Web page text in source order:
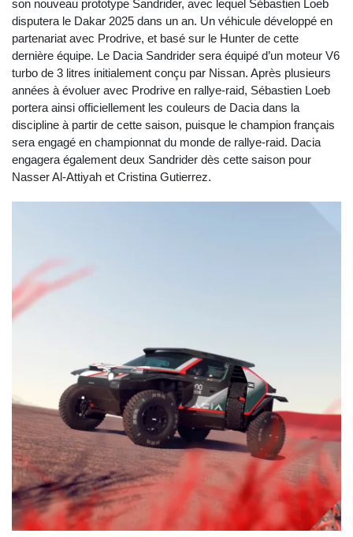
son nouveau prototype Sandrider, avec lequel Sébastien Loeb
disputera le Dakar 2025 dans un an. Un véhicule développé en
partenariat avec Prodrive, et basé sur le Hunter de cette
dernière équipe. Le Dacia Sandrider sera équipé d’un moteur V6
turbo de 3 litres initialement conçu par Nissan. Après plusieurs
années à évoluer avec Prodrive en rallye-raid, Sébastien Loeb
portera ainsi officiellement les couleurs de Dacia dans la
discipline à partir de cette saison, puisque le champion français
sera engagé en championnat du monde de rallye-raid. Dacia
engagera également deux Sandrider dès cette saison pour
Nasser Al-Attiyah et Cristina Gutierrez.